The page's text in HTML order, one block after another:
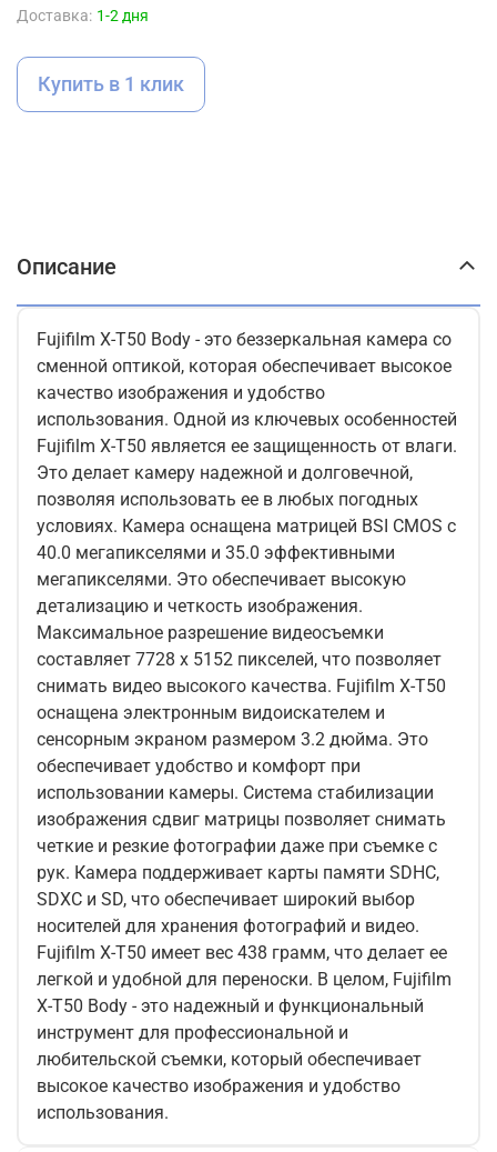
Доставка: 1-2 дня
Купить в 1 клик
Описание
Fujifilm X-T50 Body - это беззеркальная камера со
сменной оптикой, которая обеспечивает высокое
качество изображения и удобство
использования. Одной из ключевых особенностей
Fujifilm X-T50 является ее защищенность от влаги.
Это делает камеру надежной и долговечной,
позволяя использовать ее в любых погодных
условиях. Камера оснащена матрицей BSI CMOS с
40.0 мегапикселями и 35.0 эффективными
мегапикселями. Это обеспечивает высокую
детализацию и четкость изображения.
Максимальное разрешение видеосъемки
составляет 7728 x 5152 пикселей, что позволяет
снимать видео высокого качества. Fujifilm X-T50
оснащена электронным видоискателем и
сенсорным экраном размером 3.2 дюйма. Это
обеспечивает удобство и комфорт при
использовании камеры. Система стабилизации
изображения сдвиг матрицы позволяет снимать
четкие и резкие фотографии даже при съемке с
рук. Камера поддерживает карты памяти SDHC,
SDXC и SD, что обеспечивает широкий выбор
носителей для хранения фотографий и видео.
Fujifilm X-T50 имеет вес 438 грамм, что делает ее
легкой и удобной для переноски. В целом, Fujifilm
X-T50 Body - это надежный и функциональный
инструмент для профессиональной и
любительской съемки, который обеспечивает
высокое качество изображения и удобство
использования.